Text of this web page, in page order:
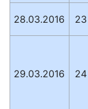
28.03.2016 23
29.03.2016 24